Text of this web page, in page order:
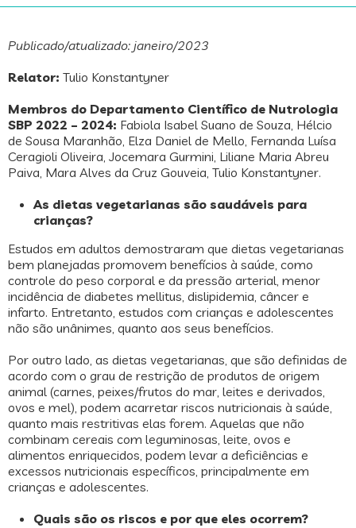
Publicado/atualizado: janeiro/2023
Relator: Tulio Konstantyner
Membros do Departamento Científico de Nutrologia
SBP 2022 – 2024: Fabiola Isabel Suano de Souza, Hélcio
de Sousa Maranhão, Elza Daniel de Mello, Fernanda Luísa
Ceragioli Oliveira, Jocemara Gurmini, Liliane Maria Abreu
Paiva, Mara Alves da Cruz Gouveia, Tulio Konstantyner.
As dietas vegetarianas são saudáveis para
crianças?
Estudos em adultos demostraram que dietas vegetarianas
bem planejadas promovem benefícios à saúde, como
controle do peso corporal e da pressão arterial, menor
incidência de diabetes mellitus, dislipidemia, câncer e
infarto. Entretanto, estudos com crianças e adolescentes
não são unânimes, quanto aos seus benefícios.
Por outro lado, as dietas vegetarianas, que são definidas de
acordo com o grau de restrição de produtos de origem
animal (carnes, peixes/frutos do mar, leites e derivados,
ovos e mel), podem acarretar riscos nutricionais à saúde,
quanto mais restritivas elas forem. Aquelas que não
combinam cereais com leguminosas, leite, ovos e
alimentos enriquecidos, podem levar a deficiências e
excessos nutricionais específicos, principalmente em
crianças e adolescentes.
Quais são os riscos e por que eles ocorrem?